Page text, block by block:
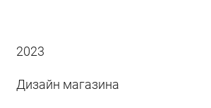
2023
Дизайн магазина